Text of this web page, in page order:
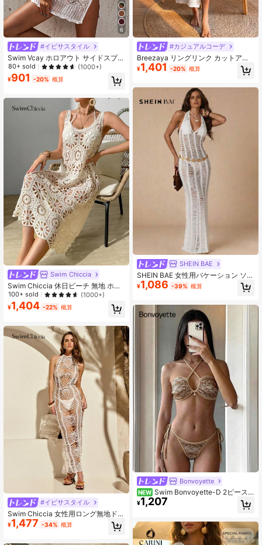
6
#イビサスタイル
Swim Vcay ホロアウト サイドスプリ
ット カバーアップ
80+ sold (1000+)
¥901 -20% 概算
Swim Chiccia
Swim Chiccia 休日ビーチ 無地 ホロ
ー ニット カバーアップワンピース
サマー
100+ sold (1000+)
¥1,404 -22% 概算
#イビサスタイル
Swim Chiccia 女性用ロング無地ドレ
ス、バックレス ホロー アウト クロ
シェ メッシュ エレガントビーチカバ
¥1,477 -34% 概算
#カジュアルコーデ
Breezaya リングリンク カットアウ
ト バックレスタイ ハイスプリット
カバーアップドレス
¥1,401 -20% 概算
SHEIN BAE
SHEIN BAE 女性用バケーション ソリ
ッドカラー セクシーなホルターネッ
ク カバーアップドレス
¥1,086 -39% 概算
Bonvoyette
NEW Swim Bonvoyette-D 2ピース
ビキニセット、春/夏ビーチバケーシ
ョン、テクスチャードファブリック
イビキニボトム、セクシー
¥1,207